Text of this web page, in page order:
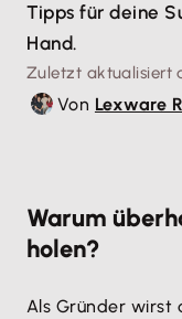
Tipps für deine
Hand.
Zuletzt aktualisiert
Von Lexware
Warum
holen?
Als Gründer wirst